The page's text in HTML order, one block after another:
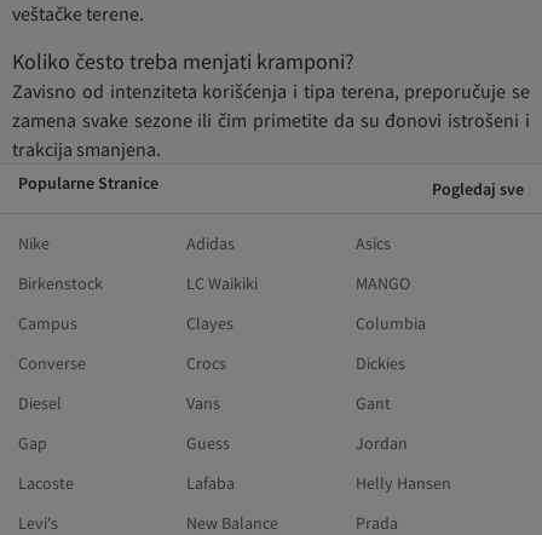
veštačke terene.
Koliko često treba menjati kramponi?
Zavisno od intenziteta korišćenja i tipa terena, preporučuje se
zamena svake sezone ili čim primetite da su đonovi istrošeni i
trakcija smanjena.
Popularne Stranice Pogledaj sve
Nike Adidas
Asics
Birkenstock
LC Waikiki
MANGO
Campus
Clayes
Columbia
Converse
Crocs
Dickies
Diesel
Vans
Gant
Gap
Guess
Jordan
Lacoste
Lafaba
Helly Hansen
Levi's
New Balance
Prada